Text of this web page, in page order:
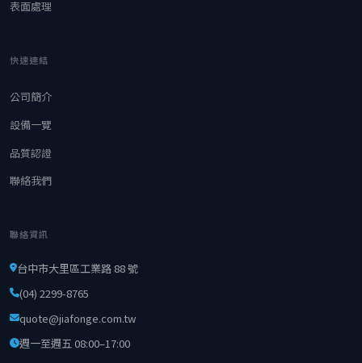
表面處理
快速連結
公司簡介
設備一覽
品質認證
聯絡我們
聯絡資訊
台中市大里區工業路 88 號
(04) 2299-8765
quote@jiafonge.com.tw
週一至週五 08:00–17:00